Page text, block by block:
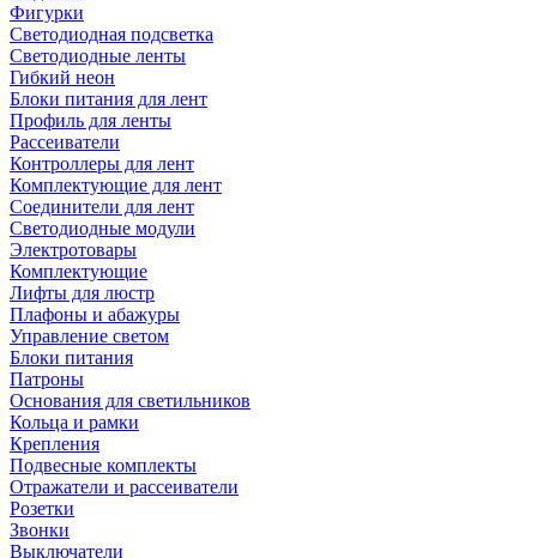
Фигурки
Светодиодная подсветка
Светодиодные ленты
Гибкий неон
Блоки питания для лент
Профиль для ленты
Рассеиватели
Контроллеры для лент
Комплектующие для лент
Соединители для лент
Светодиодные модули
Электротовары
Комплектующие
Лифты для люстр
Плафоны и абажуры
Управление светом
Блоки питания
Патроны
Основания для светильников
Кольца и рамки
Крепления
Подвесные комплекты
Отражатели и рассеиватели
Розетки
Звонки
Выключатели